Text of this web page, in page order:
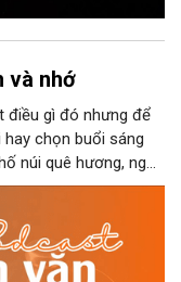
và nhớ
điều gì đó nhưng để
chọn buổi sáng
núi quê hương, ngồi
từng nhịp xuống
diệu kì của mình.